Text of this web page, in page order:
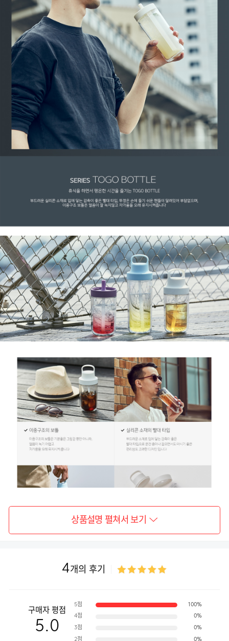
상품설명 펼쳐서 보기
4개의 후기
구매자 평점
5.0
5점 100%
4점 0%
3점 0%
2점 0%